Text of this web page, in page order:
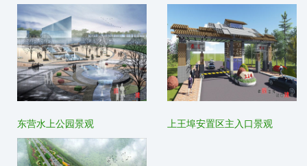
东营水上公园景观 上王埠安置区主入口景观